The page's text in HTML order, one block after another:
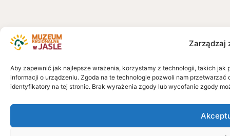
Zarządzaj
Aby zapewnić jak najlepsze wrażenia, korzystamy z technologii, takich
informacji o urządzeniu. Zgoda na te technologie pozwoli nam
identyfikatory na tej stronie. Brak wyrażenia zgody lub wycofanie zgody